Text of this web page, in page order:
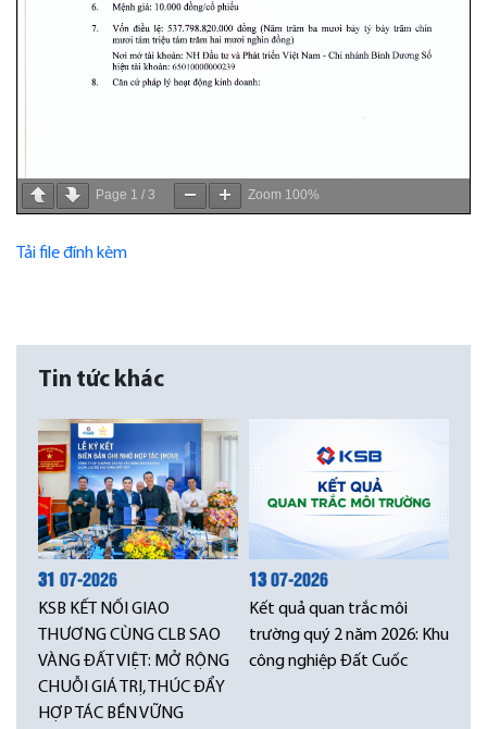
Page 1 / 3 Zoom 100%
Tải file đính kèm
Tin tức khác
31 07-2026
KSB KẾT NỐI GIAO
THƯƠNG CÙNG CLB SAO
VÀNG ĐẤT VIỆT: MỞ RỘNG
CHUỖI GIÁ TRỊ, THÚC ĐẨY
HỢP TÁC BỀN VỮNG
1307-2026
Kết quả quan trắc môi
trường quý 2 năm 2026: Khu
công nghiệp Đất Cuốc